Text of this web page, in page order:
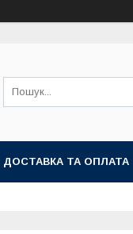
ДОСТАВКА ТА ОПЛАТА